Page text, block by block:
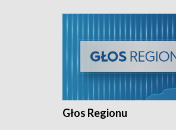
Głos Regionu